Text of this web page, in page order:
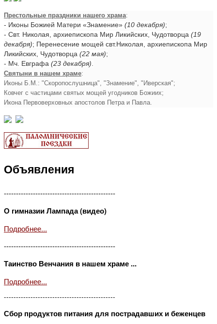
Престольные праздники нашего храма:
- Иконы Божией Матери «Знамение» (10 декабря);
- Свт. Николая, архиепископа Мир Ликийских, Чудотворца (19
декабря); Перенесение мощей свт.Николая, архиепископа Мир
Ликийских, Чудотворца (22 мая);
- Мч. Евграфа (23 декабря)
Святыни в нашем храме:
Иконы Б.М.: "Скоропослушница", "Знамение", "Иверская";
Ковчег с частицами святых мощей угодников Божиих;
Икона Первоверховных апостолов Петра и Павла.
Объявления
----------------------------------------------
О гимназии Лампада (видео)
Подробнее...
----------------------------------------------
Таинство Венчания в нашем храме ...
Подробнее...
----------------------------------------------
Сбор продуктов питания для пострадавших и беженцев